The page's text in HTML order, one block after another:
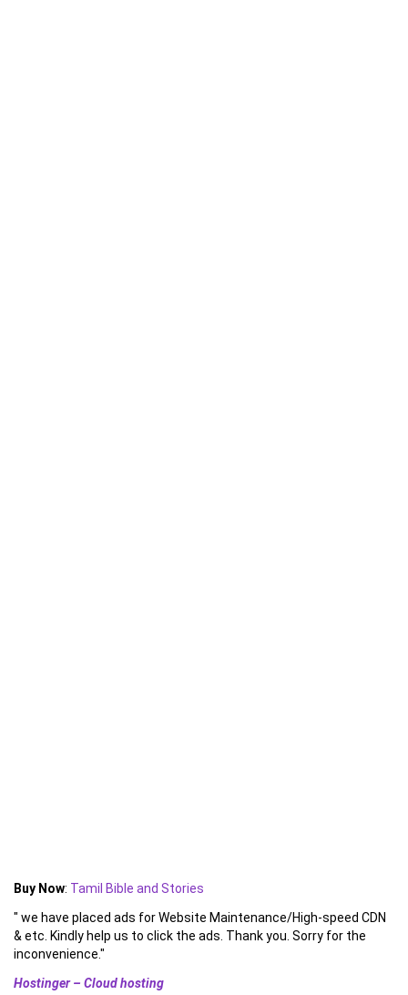
Buy Now: Tamil Bible and Stories
" we have placed ads for Website Maintenance/High-speed CDN
& etc. Kindly help us to click the ads. Thank you. Sorry for the
inconvenience."
Hostinger – Cloud hosting